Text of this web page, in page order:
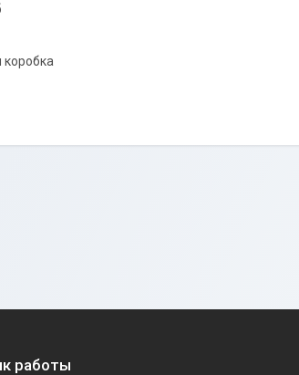
коробка
работы